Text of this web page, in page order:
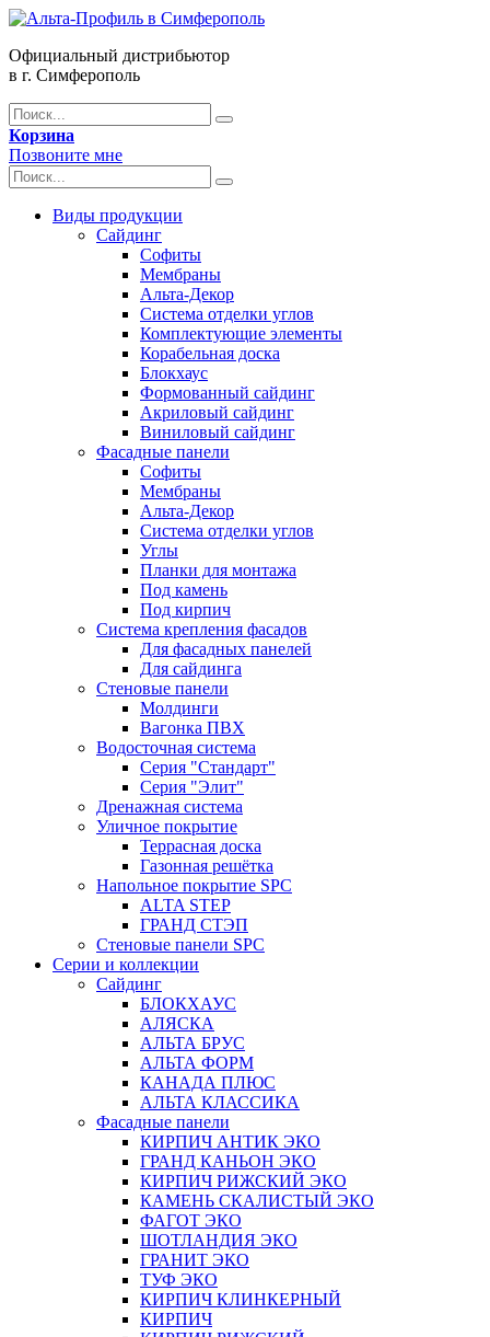
Официальный дистрибьютор
в г. Симферополь
Корзина
Позвоните мне
Виды продукции
Сайдинг
Софиты
Мембраны
Альта-Декор
Система отделки углов
Комплектующие элементы
Корабельная доска
Блокхаус
Формованный сайдинг
Акриловый сайдинг
Виниловый сайдинг
Фасадные панели
Софиты
Мембраны
Альта-Декор
Система отделки углов
Углы
Планки для монтажа
Под камень
Под кирпич
Система крепления фасадов
Для фасадных панелей
Для сайдинга
Стеновые панели
Молдинги
Вагонка ПВХ
Водосточная система
Серия "Стандарт"
Серия "Элит"
Дренажная система
Уличное покрытие
Террасная доска
Газонная решётка
Напольное покрытие SPC
ALTA STEP
ГРАНД СТЭП
Стеновые панели SPC
Серии и коллекции
Сайдинг
БЛОКХАУС
АЛЯСКА
АЛЬТА БРУС
АЛЬТА ФОРМ
КАНАДА ПЛЮС
АЛЬТА КЛАССИКА
Фасадные панели
КИРПИЧ АНТИК ЭКО
ГРАНД КАНЬОН ЭКО
КИРПИЧ РИЖСКИЙ ЭКО
КАМЕНЬ СКАЛИСТЫЙ ЭКО
ФАГОТ ЭКО
ШОТЛАНДИЯ ЭКО
ГРАНИТ ЭКО
ТУФ ЭКО
КИРПИЧ КЛИНКЕРНЫЙ
КИРПИЧ